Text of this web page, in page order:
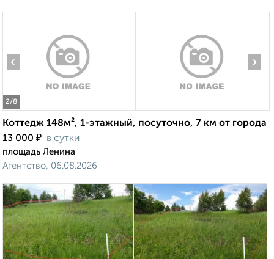
2/8
‹ ›
Коттедж 148м², 1-этажный, посуточно, 7 км от города
13 000 ₽ в сутки
площадь Ленина
Агентство, 06.08.2026